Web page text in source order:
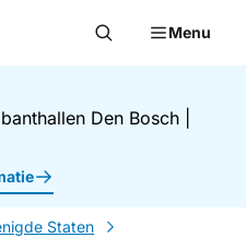
Menu
Den Bosch
Staten